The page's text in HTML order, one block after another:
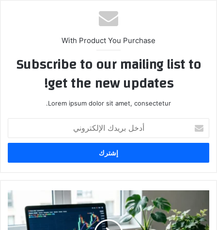
With Product You Purchase
Subscribe to our mailing list to
get the new updates!
Lorem ipsum dolor sit amet, consectetur.
بريدك
الإلكتروني
البيتكوين
2026: